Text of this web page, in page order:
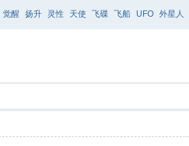
觉醒 扬升 灵性 天使 飞碟 飞船 UFO 外星人